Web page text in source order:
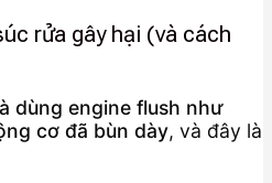
rửa gây hại (và cách
dùng engine flush như
cơ đã bùn dày, và đây là